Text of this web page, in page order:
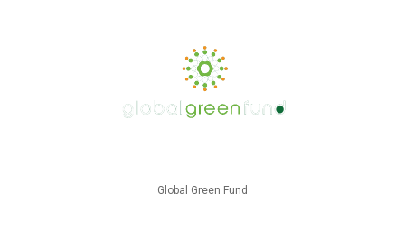
Global Green Fund